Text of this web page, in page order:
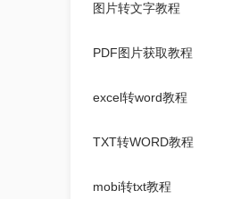
图片转文字教程
PDF图片获取教程
excel转word教程
TXT转WORD教程
mobi转txt教程